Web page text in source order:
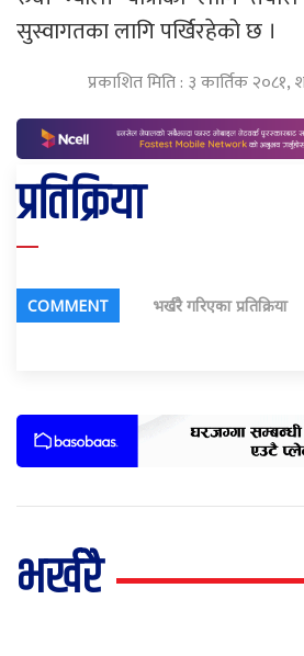
सुस्वागतका लागि पर्खिरहेको छ ।
प्रकाशित मिति : ३ कार्तिक
प्रतिक्रिया
COMMENT भर्खरै गरिएका प्रतिक्रिया
भर्खरै